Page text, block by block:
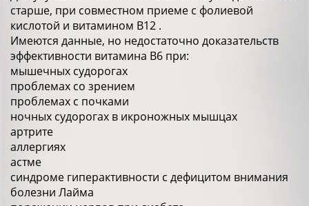
старше, при совместном приеме с фолиевой
кислотой и витамином В12 .
Имеются данные, но недостаточно доказательств
эффективности витамина В6 при:
мышечных судорогах
проблемах со зрением
проблемах с почками
ночных судорогах в икроножных мышцах
артрите
аллергиях
астме
синдроме гиперактивности с дефицитом внимания
болезни Лайма